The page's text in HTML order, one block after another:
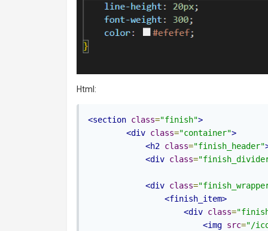
Html:
<section class="finish">
<div class="container">
<h2 class="finish_header"
<div class=
<div class=
<finish_item>
<div class=
<img src="/